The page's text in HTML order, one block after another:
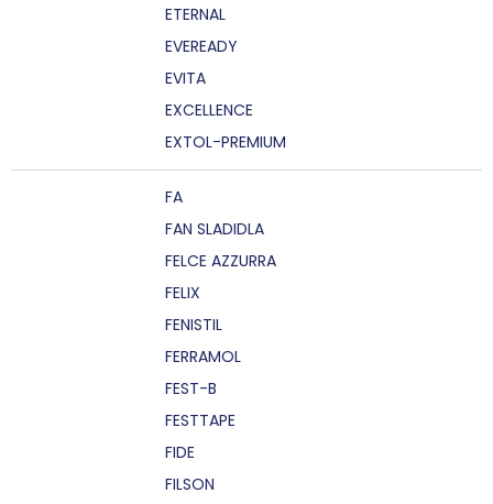
ETERNAL
EVEREADY
EVITA
EXCELLENCE
EXTOL-PREMIUM
FA
FAN SLADIDLA
FELCE AZZURRA
FELIX
FENISTIL
FERRAMOL
FEST-B
FESTTAPE
FIDE
FILSON